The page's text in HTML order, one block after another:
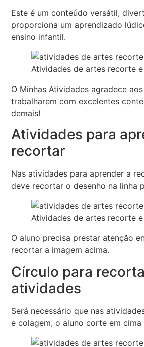
Este é um conteúdo versátil,
proporciona um aprendizado
ensino infantil.
Atividades de artes recorte
O Minhas Atividades agradece
trabalharem com excelentes
demais!
Atividades para
recortar
Nas atividades para aprender a
deve recortar o desenho na linha
Atividades de artes recorte
O aluno precisa prestar atenção
recortar a imagem acima.
Círculo para
atividades
Será necessário que nas
e colagem, o aluno corte em cima